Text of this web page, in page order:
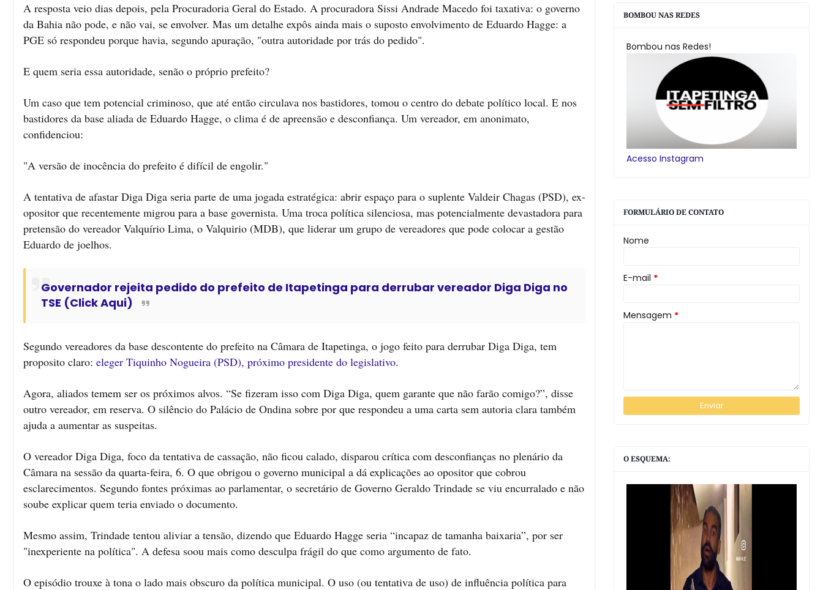
A resposta veio dias depois, pela Procuradoria Geral do Estado. A procuradora Sissi Andrade Macedo foi taxativa: o governo
da Bahia não pode, e não vai, se envolver. Mas um detalhe expôs ainda mais o suposto envolvimento de Eduardo Hagge: a
PGE só respondeu porque havia, segundo apuração, "outra autoridade por trás do pedido".
E quem seria essa autoridade, senão o próprio prefeito?
Um caso que tem potencial criminoso, que até então circulava nos bastidores, tomou o centro do debate político local. E nos
bastidores da base aliada de Eduardo Hagge, o clima é de apreensão e desconfiança. Um vereador, em anonimato,
confidenciou:
"A versão de inocência do prefeito é difícil de engolir."
A tentativa de afastar Diga Diga seria parte de uma jogada estratégica: abrir espaço para o suplente Valdeir Chagas (PSD), ex-
opositor que recentemente migrou para a base governista. Uma troca política silenciosa, mas potencialmente devastadora para
pretensão do vereador Valquírio Lima, o Valquirio (MDB), que liderar um grupo de vereadores que pode colocar a gestão
Eduardo de joelhos.
Governador rejeita pedido do prefeito de Itapetinga para derrubar vereador Diga Diga no
TSE (Click Aqui)
Segundo vereadores da base descontente do prefeito na Câmara de Itapetinga, o jogo feito para derrubar Diga Diga, tem
proposito claro: eleger Tiquinho Nogueira (PSD), próximo presidente do legislativo.
Agora, aliados temem ser os próximos alvos. “Se fizeram isso com Diga Diga, quem garante que não farão comigo?”, disse
outro vereador, em reserva. O silêncio do Palácio de Ondina sobre por que respondeu a uma carta sem autoria clara também
ajuda a aumentar as suspeitas.
O vereador Diga Diga, foco da tentativa de cassação, não ficou calado, disparou crítica com desconfianças no plenário da
Câmara na sessão da quarta-feira, 6. O que obrigou o governo municipal a dá explicações ao opositor que cobrou
esclarecimentos. Segundo fontes próximas ao parlamentar, o secretário de Governo Geraldo Trindade se viu encurralado e não
soube explicar quem teria enviado o documento.
Mesmo assim, Trindade tentou aliviar a tensão, dizendo que Eduardo Hagge seria “incapaz de tamanha baixaria”, por ser
"inexperiente na política". A defesa soou mais como desculpa frágil do que como argumento de fato.
O episódio trouxe à tona o lado mais obscuro da política municipal. O uso (ou tentativa de uso) de influência política para
BOMBOU NAS REDES
Bombou nas Redes!
Acesso Instagram
FORMULÁRIO DE CONTATO
Nome
E-mail *
Mensagem *
O ESQUEMA: